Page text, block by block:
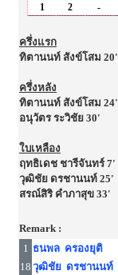
1 2 -
ครึ่งแรก
ทิตานนท์ สังข์โสม 20'
ครึ่งหลัง
ทิตานนท์ สังข์โสม 24'
อนุวัตร ระวิชัย 30'
ใบเหลือง
ฤทธิเดช ชารีจันทร์ 7'
วุฒิชัย ดรชานนท์ 25'
สรณ์สิริ คำภาสุข 33'
Remark :
1 ธนพล ครองยุติ
18 วุฒิชัย ดรชานนท์